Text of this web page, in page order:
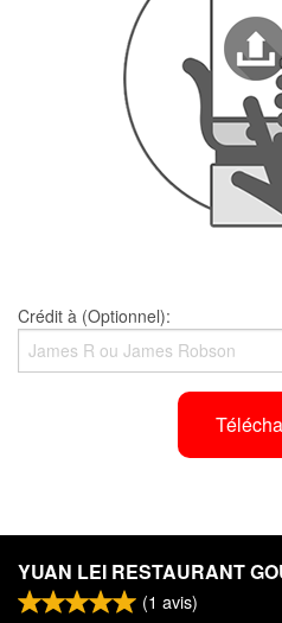
Crédit à (Optionnel):
YUAN LEI RESTAURANT
(1 avis)